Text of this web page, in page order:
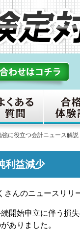
強に役立つ会計ニュース解説
利益減少
んのニュースリリ
開始申立に伴う損
ありました。